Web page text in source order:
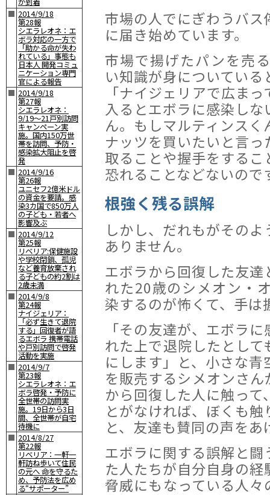
■ 2014/9/18
第28報
シエラレオネ：エ
ボラ対応の一方で
「助かる命が失わ
れている」事態も
日本人 開発コミュ
ニケーション専門
官による報告
■ 2014/9/18
第27報
シエラレオネ：
9/19〜21戸別訪問
キャンペーン実
施。国内150万世
帯を訪問、予防・
感染拡大阻止を啓
発
■ 2014/9/16
第26報
ユニセフ2億米ドル
の資金を要請。感
染3カ国で850万人
の子ども・若者へ
影響及ぶ
■ 2014/9/12
第25報
リベリア:保健施設
や学校閉鎖、孤児
など養育放棄され
る子どもの約2割は
2歳未満
■ 2014/9/8
第24報
ナイジェリア：
「必ず生きて退院
する」回復者が語
るエボラ 携帯電話
や戸別訪問で啓発
活動を実施
■ 2014/9/7
第23報
シエラレオネ：エ
ボラ啓発・予防に
全世帯の訪問実
施。19日から3日
間、全世帯が自宅
待機に
■ 2014/8/27
第22報
リベリア：一軒一
軒訪ね歩いて住民
の元へ 命を守るた
め、予防法を広め
る“サポーター”
市場の人でにぎわうバ
に届き始めています。
市場で揚げたパンを売
い知識が身についている
「ナイジェリアで広ま
入るとエボラに感染し
ん。もしマルティンス
ナッツを買いたいと言
取ることや握手をする
恐れることなどないので
根強く残る誤解
しかし、だれもがその
ありません。
エボラから回復した友
れた20歳のシメオン・
染するのが怖くて、手
「その友達が、エボラ
れた上で退院したとし
にします」と、小さな
を販売するシメオンさ
から回復した人に触っ
とがなければ、ぼくも
と、友達も賛同の声をあ
エボラに関する誤解と
た人たちが自分自身の
脅威にもなっている人